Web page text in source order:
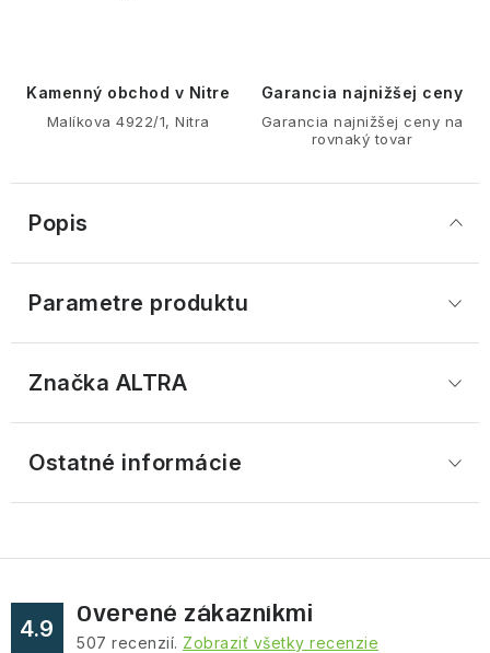
Kamenný obchod v Nitre
Malíkova 4922/1, Nitra
Garancia najnižšej ceny
Garancia najnižšej ceny na
rovnaký tovar
Popis
Parametre produktu
Značka ALTRA
Ostatné informácie
4.9
Overené zákazníkmi
507 recenzií. Zobraziť všetky recenzie